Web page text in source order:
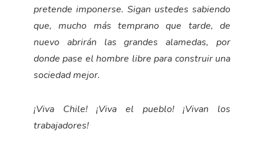
pretende imponerse. Sigan ustedes sabiendo
que, mucho más temprano que tarde, de
nuevo abrirán las grandes alamedas, por
donde pase el hombre libre para construir una
sociedad mejor.
¡Viva Chile! ¡Viva el pueblo! ¡Vivan los
trabajadores!